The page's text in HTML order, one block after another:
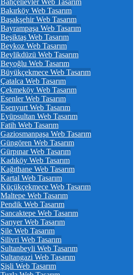
Bahçelievler Web Tasarım
Bakırköy Web Tasarım
Başakşehir Web Tasarım
Bayrampaşa Web Tasarım
Beşiktaş Web Tasarım
Beykoz Web Tasarım
Beylikdüzü Web Tasarım
Beyoğlu Web Tasarım
Büyükçekmece Web Tasarım
Çatalca Web Tasarım
Çekmeköy Web Tasarım
Esenler Web Tasarım
Esenyurt Web Tasarım
Eyüpsultan Web Tasarım
Fatih Web Tasarım
Gaziosmanpaşa Web Tasarım
Güngören Web Tasarım
Gürpınar Web Tasarım
Kadıköy Web Tasarım
Kağıthane Web Tasarım
Kartal Web Tasarım
Küçükçekmece Web Tasarım
Maltepe Web Tasarım
Pendik Web Tasarım
Sancaktepe Web Tasarım
Sarıyer Web Tasarım
Şile Web Tasarım
Silivri Web Tasarım
Sultanbeyli Web Tasarım
Sultangazi Web Tasarım
Şişli Web Tasarım